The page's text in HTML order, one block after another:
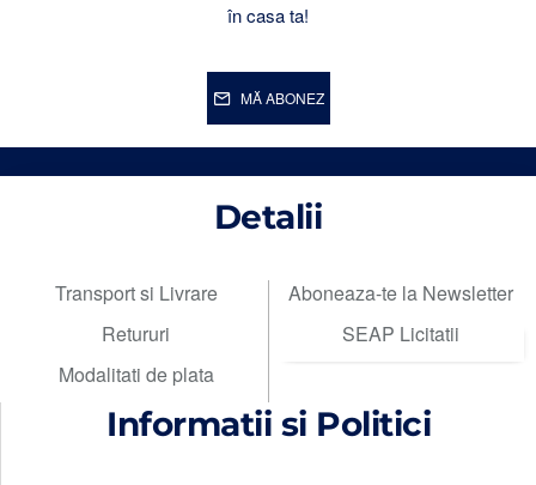
în casa ta!
MĂ ABONEZ
Detalii
Transport si Livrare
Retururi
Modalitati de plata
Aboneaza-te la Newsletter
SEAP Licitatii
Informatii si Politici